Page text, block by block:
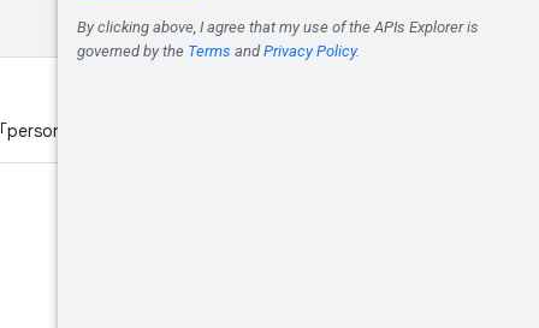
」フィールドの値